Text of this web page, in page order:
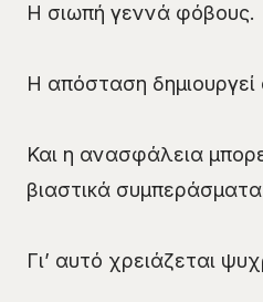
Η σιωπή γεννά φόβους.
Η απόσταση δημιουργεί
Και η ανασφάλεια
βιαστικά
Γι’ αυτό χρειάζεται